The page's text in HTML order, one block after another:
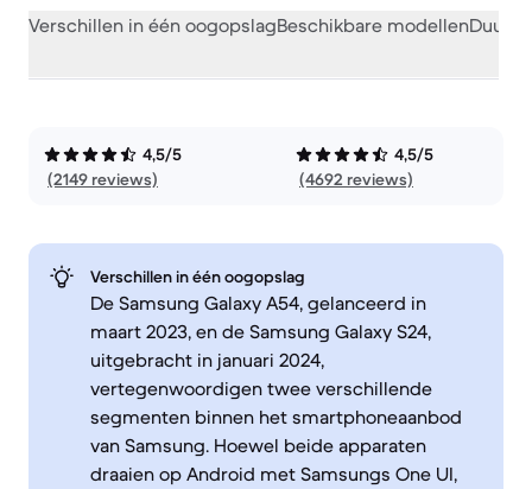
Verschillen in één oogopslagBeschikbare modellen
4,5/5
(2149 reviews)
4,5/5
(4692 reviews)
Verschillen in één oogopslag
De Samsung Galaxy A54, gelanceerd in
maart 2023, en de Samsung Galaxy S24,
uitgebracht in januari 2024,
vertegenwoordigen twee verschillende
segmenten binnen het smartphoneaanbod
van Samsung. Hoewel beide apparaten
draaien op Android met Samsungs One UI,